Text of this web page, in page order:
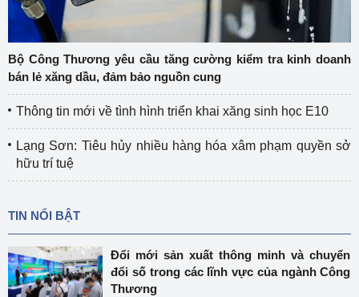
Bộ Công Thương yêu cầu tăng cường kiểm tra kinh doanh
bán lẻ xăng dầu, đảm bảo nguồn cung
Thông tin mới về tình hình triển khai xăng sinh học E10
Lạng Sơn: Tiêu hủy nhiều hàng hóa xâm phạm quyền sở
hữu trí tuệ
TIN NỔI BẬT
Đổi mới sản xuất thông minh và chuyển
đổi số trong các lĩnh vực của ngành Công
Thương